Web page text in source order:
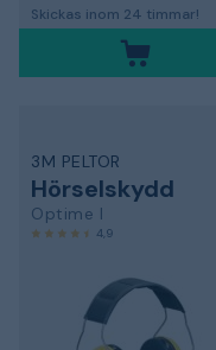
Skickas inom 24 timmar!
3M PELTOR
Hörselskydd
Optime I
4,9